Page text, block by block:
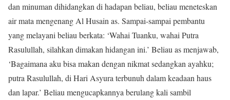
dan minuman dihidangkan di hadapan beliau, beliau meneteskan
air mata mengenang Al Husain as. Sampai-sampai pembantu
yang melayani beliau berkata: ‘Wahai Tuanku, wahai Putra
Rasulullah, silahkan dimakan hidangan ini.’ Beliau as menjawab,
‘Bagaimana aku bisa makan dengan nikmat sedangkan ayahku;
putra Rasulullah, di Hari Asyura terbunuh dalam keadaan haus
dan lapar.’ Beliau mengucapkannya berulang kali sambil